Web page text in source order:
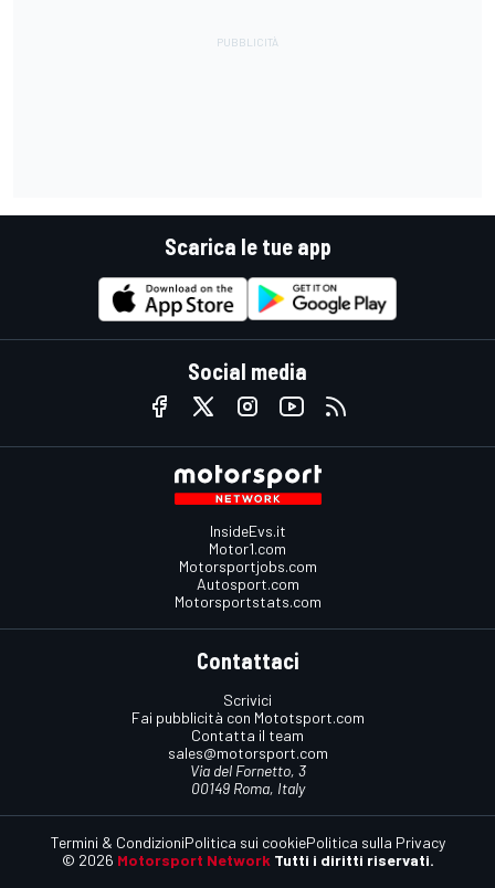
Scarica le tue app
Social media
InsideEvs.it
Motor1.com
Motorsportjobs.com
Autosport.com
Motorsportstats.com
Contattaci
Scrivici
Fai pubblicità con Mototsport.com
Contatta il team
sales@motorsport.com
Via del Fornetto, 3
00149 Roma, Italy
© 2026 Motorsport Network Tutti i diritti riservati.
Termini & CondizioniPolitica sui cookiePolitica sulla Privacy